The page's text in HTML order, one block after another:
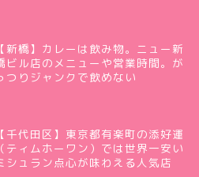
【新橋】カレーは飲み物。ニュー新
ビル店のメニューや営業時間。が
つりジャンクで飲めない
【千代田区】東京都有楽町の添好運
（ティムホーワン）では世界一安い
シュラン点心が味わえる人気店